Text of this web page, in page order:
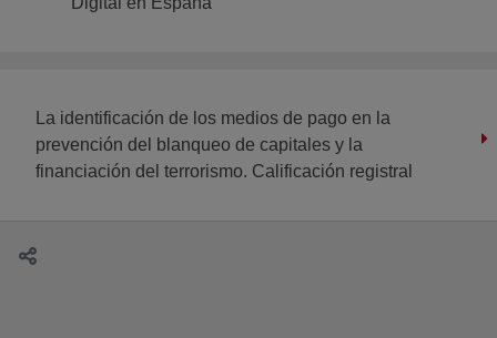
La identificación de los medios de pago en la
prevención del blanqueo de capitales y la
financiación del terrorismo. Calificación registral